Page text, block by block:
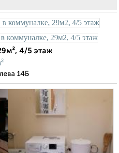
4/5 этаж
14Б